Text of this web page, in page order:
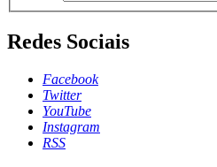
Redes Sociais
Facebook
Twitter
YouTube
Instagram
RSS